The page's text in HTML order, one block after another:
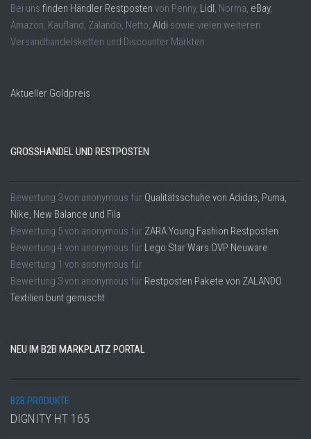
Bei uns finden Händler Restposten von Penny, Lidl , Norma, eBay,
Amazon, Kaufland, Zalando, Netto, Aldi sowie vielen weiteren
Versandhandelsketten und Discounter Märkten.
Aktueller Goldpreis
GROSSHANDEL UND RESTPOSTEN
Bewertung 3von anonymous für Qualitätsschuhe von Adidas, Puma,
Nike, New Balance und Fila
Bewertung 5von anonymous für ZARA Young Fashion Restposten
Bewertung 4 von anonymous für Lego Star Wars OVP Neuware
Bewertung 1 von anonymous für
Bewertung 3von anonymous für Restposten Pakete von ZALANDO
Textilien bunt gemischt
NEU IM B2B MARKPLATZ PORTAL
B2B PRODUKTE
DIGNITY HT 165